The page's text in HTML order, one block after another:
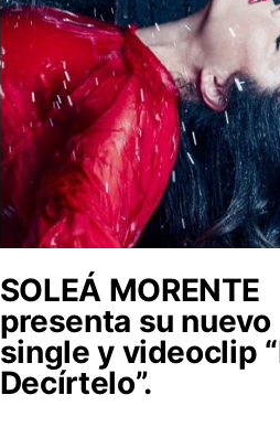
SOLEÁ MORENTE
presenta su nuevo
single y videoclip
Decírtelo”.